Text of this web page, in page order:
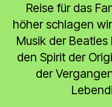
Reise für das
höher schlagen
Musik der
den Spirit der
der